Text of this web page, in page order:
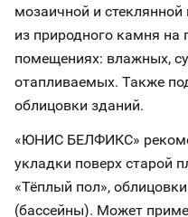
мозаичной и стеклянной
из природного камня
помещениях: влажных,
отапливаемых. Также
облицовки зданий.
«ЮНИС БЕЛФИКС»
укладки поверх старой
«Тёплый пол»,
(бассейны). Может